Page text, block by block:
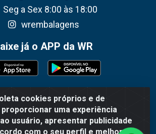
cookies próprios e de
uma experiência
usuário, apresentar publicidade
com o seu perfil e melhorar a
Seg a Sex 8:00 às 18:00
wrembalagens
já o APP da WR
- R. Cel. Teodoro Gomes de Araújo, 1360 -
/ MG - CEP 36202-628 - CNPJ
02.692.206/0001-55